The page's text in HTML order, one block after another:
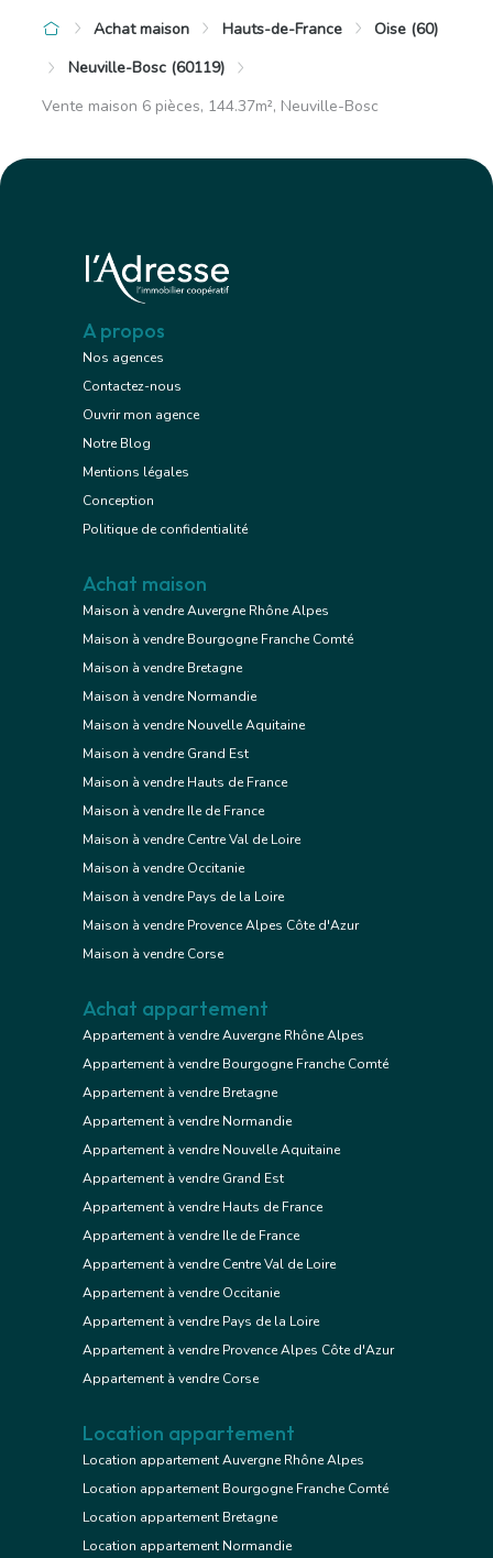
Achat maison Hauts-de-France
Oise (60)
Neuville-Bosc (60119)
Vente maison 6 pièces, 144.37m², Neuville-Bosc
A propos
Nos agences
Contactez-nous
Ouvrir mon agence
Notre Blog
Mentions légales
Conception
Politique de confidentialité
Achat maison
Maison à vendre Auvergne Rhône Alpes
Maison à vendre Bourgogne Franche Comté
Maison à vendre Bretagne
Maison à vendre Normandie
Maison à vendre Nouvelle Aquitaine
Maison à vendre Grand Est
Maison à vendre Hauts de France
Maison à vendre Ile de France
Maison à vendre Centre Val de Loire
Maison à vendre Occitanie
Maison à vendre Pays de la Loire
Maison à vendre Provence Alpes Côte d'Azur
Maison à vendre Corse
Achat appartement
Appartement à vendre Auvergne Rhône Alpes
Appartement à vendre Bourgogne Franche Comté
Appartement à vendre Bretagne
Appartement à vendre Normandie
Appartement à vendre Nouvelle Aquitaine
Appartement à vendre Grand Est
Appartement à vendre Hauts de France
Appartement à vendre Ile de France
Appartement à vendre Centre Val de Loire
Appartement à vendre Occitanie
Appartement à vendre Pays de la Loire
Appartement à vendre Provence Alpes Côte d'Azur
Appartement à vendre Corse
Location appartement
Location appartement Auvergne Rhône Alpes
Location appartement Bourgogne Franche Comté
Location appartement Bretagne
Location appartement Normandie